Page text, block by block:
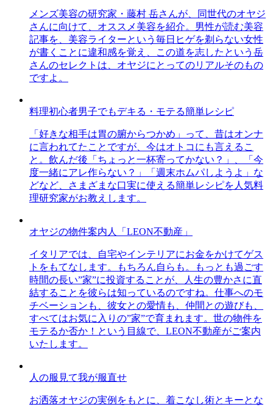
メンズ美容の研究家・藤村 岳さんが、同世代のオヤジ
さんに向けて、オススメ美容を紹介。男性が読む美容
記事を、美容ライターという毎日ヒゲを剃らない女性
が書くことに違和感を覚え、この道を志したという岳
さんのセレクトは、オヤジにとってのリアルそのもの
ですよ。
料理初心者男子でもデキる・モテる簡単レシピ
「好きな相手は胃の腑からつかめ」って、昔はオンナ
に言われてたことですが、今はオトコにも言えるこ
と。飲んだ後「ちょっと一杯寄ってかない？」、「今
度一緒にアレ作らない？」「週末ホムパしようよ」な
どなど、さまざまな口実に使える簡単レシピを人気料
理研究家がお教えします。
オヤジの物件案内人「LEON不動産」
イタリアでは、自宅やインテリアにお金をかけてゲス
トをもてなします。もちろん自らも。もっとも過ごす
時間の長い”家”に投資することが、人生の豊かさに直
結することを彼らは知っているのですね。仕事へのモ
チベーションも、彼女との愛情も、仲間との遊びも、
すべてはお気に入りの”家”で育まれます。世の物件を
モテるか否か！という目線で、LEON不動産がご案内
いたします。
人の服見て我が服直せ
お洒落オヤジの実例をもとに、着こなし術とキーとな